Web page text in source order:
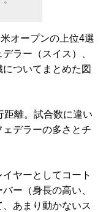
オープンの上位4選
ラー（スイス）、
ついてまとめた図
離。試合数に違い
デラーの多さとチ
ヤーとしてコート
ー（身長の高い、
あまり動かないス